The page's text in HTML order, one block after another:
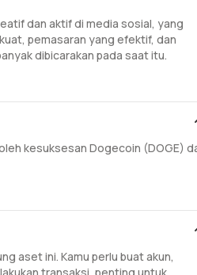
dan aktif di media sosial, yang
pemasaran yang efektif, dan
dibicarakan pada saat itu.
kesuksesan Dogecoin (DOGE)
aset ini. Kamu perlu buat akun,